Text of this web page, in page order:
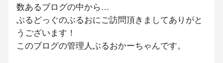
数あるブログの中から…
ぶるどっぐのぶるおにご訪問頂きましてありがと
うございます！
このブログの管理人ぶるおかーちゃんです。